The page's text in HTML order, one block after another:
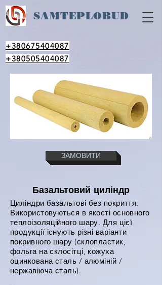
SAMTEPLOBUD
+380675404087
+380505404087
ЗАМОВИТИ
Базальтовий циліндр
Циліндри базальтові без покриття.
Використовуються в якості основного
теплоізоляційного шару. Для цієї
продукції існують різні варіанти
покривного шару (склопластик,
фольга на склосітці, кожуха
оцинкована сталь / алюміній /
нержавіюча сталь).